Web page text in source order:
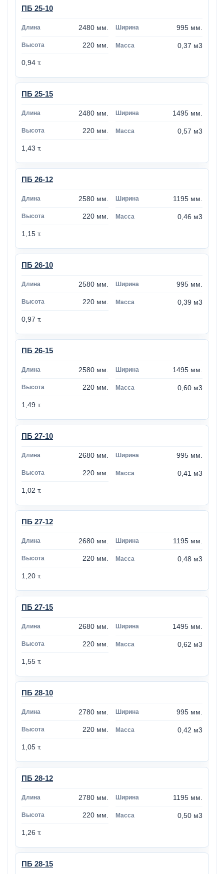
ПБ 25-10
2480 мм. 995 мм.
220 мм. 0,37 м3
0,94 т.
ПБ 25-15
2480 мм. 1495 мм.
220 мм. 0,57 м3
1,43 т.
ПБ 26-12
2580 мм. 1195 мм.
220 мм. 0,46 м3
1,15 т.
ПБ 26-10
2580 мм. 995 мм.
220 мм. 0,39 м3
0,97 т.
ПБ 26-15
2580 мм. 1495 мм.
220 мм. 0,60 м3
1,49 т.
ПБ 27-10
2680 мм. 995 мм.
220 мм. 0,41 м3
1,02 т.
ПБ 27-12
2680 мм. 1195 мм.
220 мм. 0,48 м3
1,20 т.
ПБ 27-15
2680 мм. 1495 мм.
220 мм. 0,62 м3
1,55 т.
ПБ 28-10
2780 мм. 995 мм.
220 мм. 0,42 м3
1,05 т.
ПБ 28-12
2780 мм. 1195 мм.
220 мм. 0,50 м3
1,26 т.
ПБ 28-15